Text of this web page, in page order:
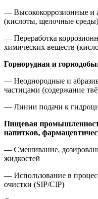
— Высококоррозионные и
(кислоты, щелочные среды)
— Переработка
химических веществ
Горнорудная и
— Неоднородные и
частицами (содержание
— Линии подачи к
Пищевая
напитков,
— Смешивание,
жидкостей
— Использование в
очистки (SIP/CIP)